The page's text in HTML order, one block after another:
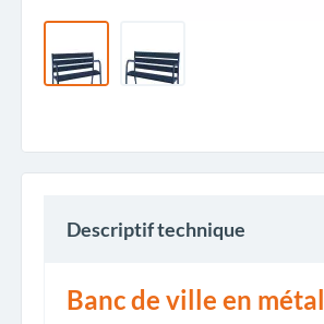
Descriptif technique
Banc de ville en métal